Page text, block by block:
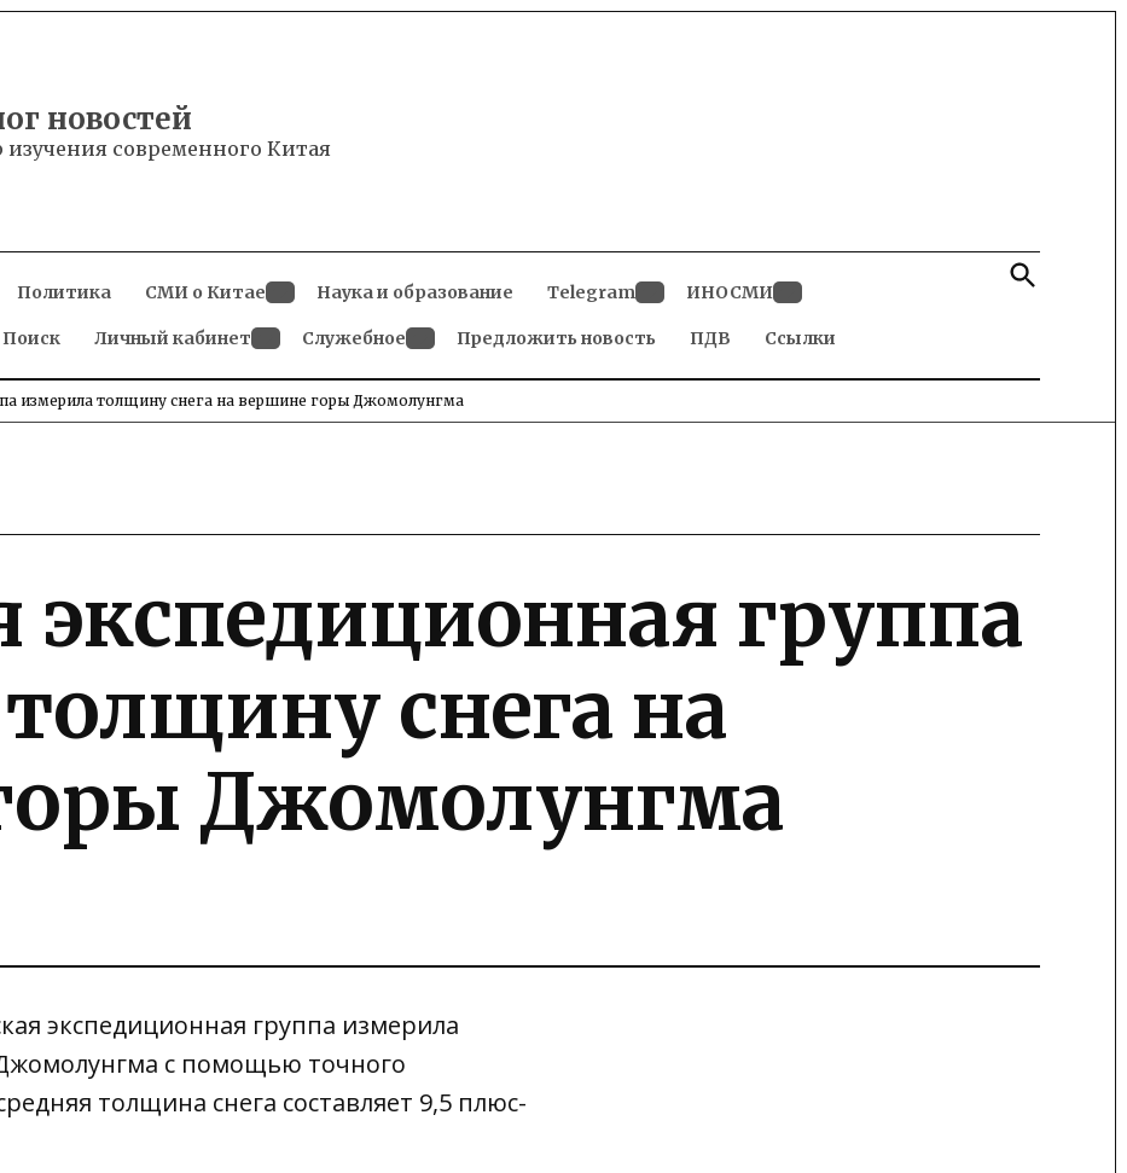
новостей
изучения современного Китая
Политика СМИ о Китае
dropdown
menu
Наука и образование Telegram
dropdown
ИНОСМИ
dropdown
Поиск Личный кабинет
dropdown
menu
Служебное
dropdown
menu
Предложить новость ПДВ Ссылки
Open
Search
измерила толщину снега на вершине горы Джомолунгма
экспедиционная группа
снега на
Джомолунгма
экспедиционная группа измерила
с помощью точного
толщина снега составляет 9,5 плюс-